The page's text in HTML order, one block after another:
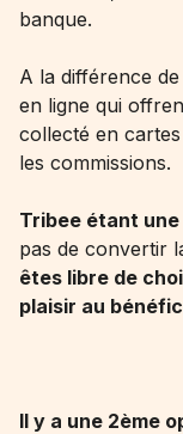
banque.
A la différence
en ligne qui
collecté en
les commissions.
Tribee étant une
pas de convertir
êtes libre de
plaisir au
Il y a une 2ème